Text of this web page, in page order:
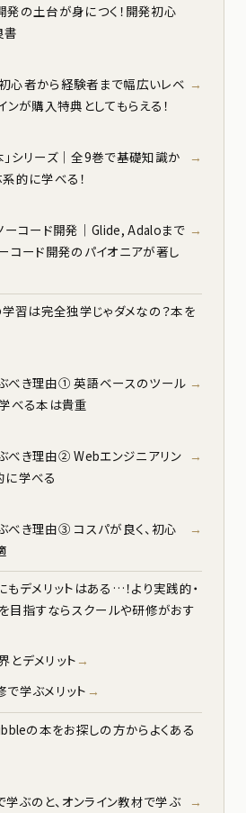
発の土台が身につく！開発初心
書
者から経験者まで幅広いレベ
ンが購入特典としてもらえる！
シリーズ｜全9巻で基礎知識か
的に学べる！
コード開発｜Glide, Adaloまで
コード開発のパイオニアが著し
習は完全独学じゃダメなの？本を
べき理由① 英語ベースのツール
べる本は貴重
べき理由② Webエンジニアリン
に学べる
べき理由③ コスパが良く、初心
デメリットはある…！より実践的・
目指すならスクールや研修がおす
デメリット
学ぶメリット
の本をお探しの方からよくある
ぶのと、オンライン教材で学ぶ